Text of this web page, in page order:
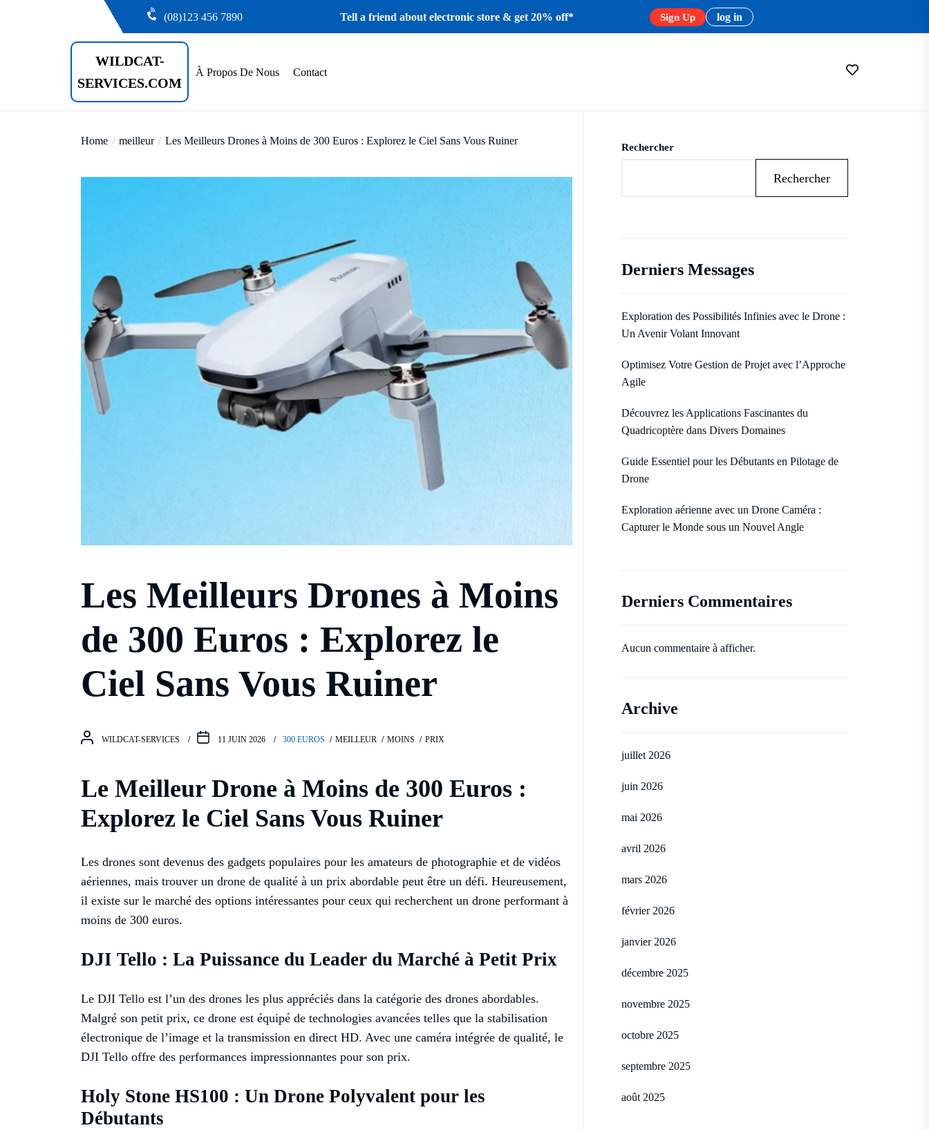
(08)123 456 7890 Tell a friend about electronic store & get 20% off* Sign Up log in
WILDCAT-
SERVICES.COM
À Propos De Nous Contact
Home meilleur Les Meilleurs Drones à Moins de 300 Euros : Explorez le Ciel Sans Vous Ruiner
Les Meilleurs Drones à Moins
de 300 Euros : Explorez le
Ciel Sans Vous Ruiner
WILDCAT-SERVICES 11 JUIN 2026 300 EUROS MEILLEUR MOINS PRIX
Le Meilleur Drone à Moins de 300 Euros :
Explorez le Ciel Sans Vous Ruiner
Les drones sont devenus des gadgets populaires pour les amateurs de photographie et de vidéos
aériennes, mais trouver un drone de qualité à un prix abordable peut être un défi. Heureusement,
il existe sur le marché des options intéressantes pour ceux qui recherchent un drone performant à
moins de 300 euros.
DJI Tello : La Puissance du Leader du Marché à Petit Prix
Le DJI Tello est l’un des drones les plus appréciés dans la catégorie des drones abordables.
Malgré son petit prix, ce drone est équipé de technologies avancées telles que la stabilisation
électronique de l’image et la transmission en direct HD. Avec une caméra intégrée de qualité, le
DJI Tello offre des performances impressionnantes pour son prix.
Holy Stone HS100 : Un Drone Polyvalent pour les
Débutants
Rechercher
Rechercher
Derniers Messages
Exploration des Possibilités Infinies avec le Drone :
Un Avenir Volant Innovant
Optimisez Votre Gestion de Projet avec l’Approche
Agile
Découvrez les Applications Fascinantes du
Quadricoptère dans Divers Domaines
Guide Essentiel pour les Débutants en Pilotage de
Drone
Exploration aérienne avec un Drone Caméra :
Capturer le Monde sous un Nouvel Angle
Derniers Commentaires
Aucun commentaire à afficher.
Archive
juillet 2026
juin 2026
mai 2026
avril 2026
mars 2026
février 2026
janvier 2026
décembre 2025
novembre 2025
octobre 2025
septembre 2025
août 2025